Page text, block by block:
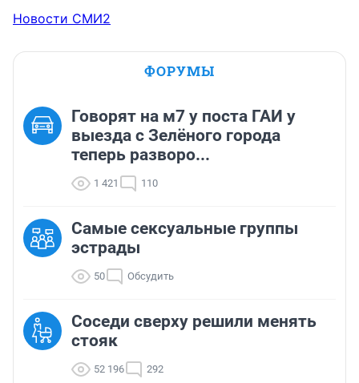
Новости СМИ2
ФОРУМЫ
Говорят на м7 у поста ГАИ у
выезда с Зелёного города
теперь разворо...
1 421 110
Самые сексуальные группы
эстрады
50 Обсудить
Соседи сверху решили менять
стояк
52 196 292